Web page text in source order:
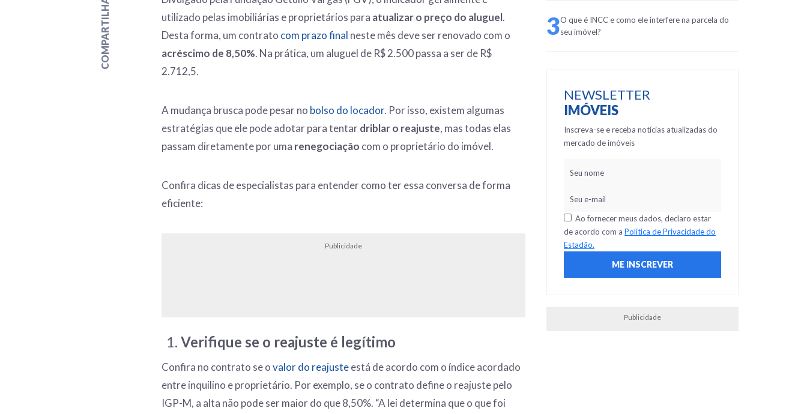
COMPARTILHAR
utilizado pelas imobiliárias e proprietários para atualizar o preço do aluguel.
Desta forma, um contrato com prazo final neste mês deve ser renovado com o
acréscimo de 8,50%. Na prática, um aluguel de R$ 2.500 passa a ser de R$
2.712,5.
A mudança brusca pode pesar no bolso do locador. Por isso, existem algumas
estratégias que ele pode adotar para tentardriblar o reajuste, mas todas elas
passam diretamente por uma renegociação com o proprietário do imóvel.
Confira dicas de especialistas para entender como ter essa conversa de forma
eficiente:
Publicidade
Verifique se o reajuste é legítimo
Confira no contrato se ovalor do reajusteestá de acordo com o índice acordado
entre inquilino e proprietário. Por exemplo, se o contrato define o reajuste pelo
IGP-M, a alta não pode ser maior do que 8,50%. “A lei determina que o que foi
3O que é INCC e como ele interfere na parcela do
seu imóvel?
NEWSLETTER
IMÓVEIS
Inscreva-se e receba notícias atualizadas do
mercado de imóveis
Ao fornecer meus dados, declaro estar
de acordo com a Política de Privacidade do
Estadão.
Publicidade